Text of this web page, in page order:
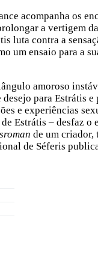
acompanha os
a vertigem
luta contra a
um ensaio para a
amoroso
para Estrátis
e experiências
de Estrátis –
de um criador,
de Séferis